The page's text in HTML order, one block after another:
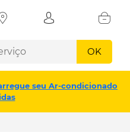
OK
seu Ar-condicionado